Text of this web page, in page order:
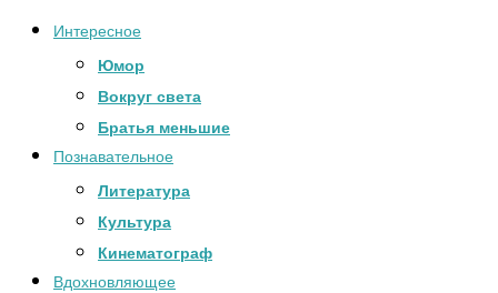
Интересное
Юмор
Вокруг света
Братья меньшие
Познавательное
Литература
Культура
Кинематограф
Вдохновляющее